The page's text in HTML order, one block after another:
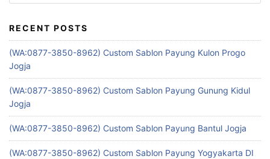
RECENT POSTS
(WA:0877-3850-8962) Custom Sablon Payung Kulon Progo
Jogja
(WA:0877-3850-8962) Custom Sablon Payung Gunung Kidul
Jogja
(WA:0877-3850-8962) Custom Sablon Payung Bantul Jogja
(WA:0877-3850-8962) Custom Sablon Payung Yogyakarta DI